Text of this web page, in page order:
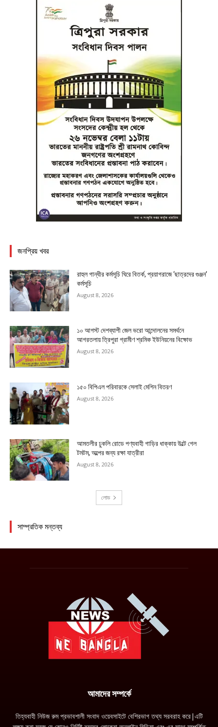
আমাদের সম্পর্কে
তিহ্যবাহী নিউজ রুম প্রভাবশালী সংবাদ ওয়েবসাইটে বেশিরভাগ তথ্য সরবরাহ করে|এটি